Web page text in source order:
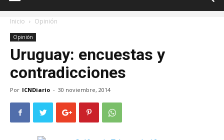
Inicio Opinión
Opinión
Uruguay: encuestas y
contradicciones
Por ICNDiario - 30 noviembre, 2014